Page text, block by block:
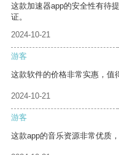
这款加速器app的安全性有待
证。
2024-10-21
游客
这款软件的价格非常实惠，值
2024-10-21
游客
这款app的音乐资源非常优质